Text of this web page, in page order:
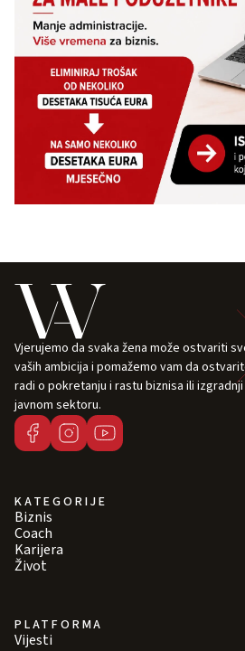
Vjerujemo da svaka žena može ostvariti
vaših ambicija i pomažemo vam da
radi o pokretanju i rastu biznisa ili
javnom sektoru.
KATEGORIJE
Biznis
Coach
Karijera
Život
PLATFORMA
Vijesti